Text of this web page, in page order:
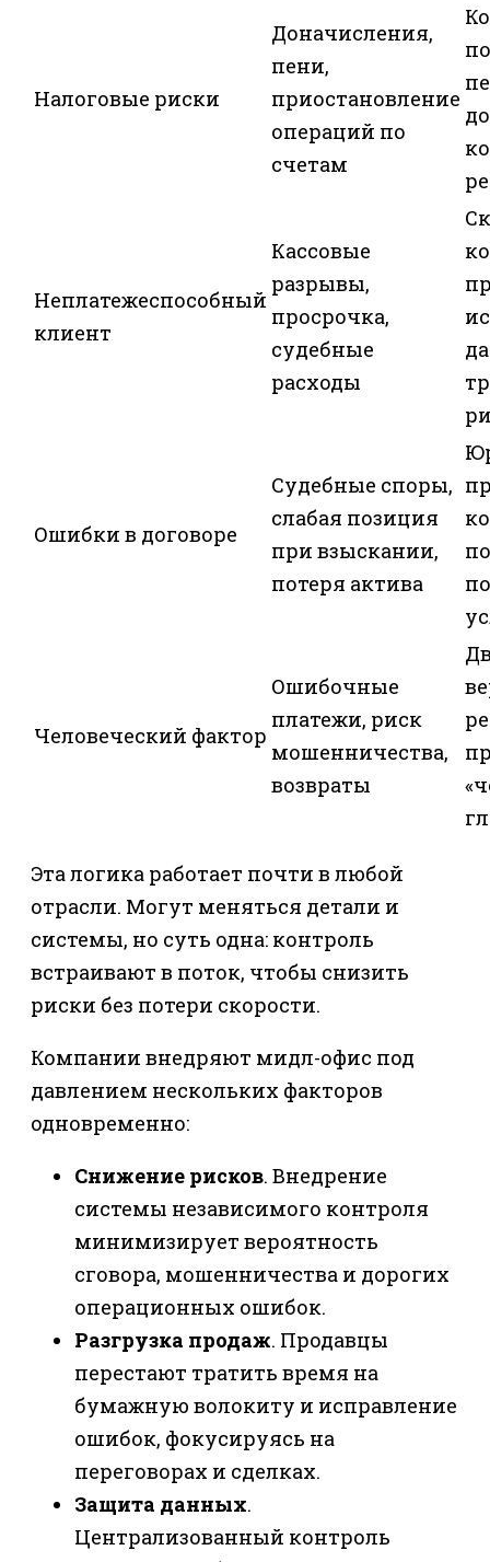
Налоговые риски
Доначисления,
пени,
приостановление
операций по
счетам
Неплатежеспособный
клиент
Кассовые
разрывы,
просрочка,
судебные
расходы
Ошибки в договоре
Судебные споры,
слабая позиция
при взыскании,
потеря актива
Человеческий фактор
Ошибочные
платежи, риск
мошенничества,
возвраты
Эта логика работает почти в любой
отрасли. Могут меняться детали и
системы, но суть одна: контроль
встраивают в поток, чтобы снизить
риски без потери скорости.
Компании внедряют мидл-офис под
давлением нескольких факторов
одновременно:
Снижение рисков. Внедрение
системы независимого контроля
минимизирует вероятность
сговора, мошенничества и дорогих
операционных ошибок.
Разгрузка продаж. Продавцы
перестают тратить время на
бумажную волокиту и исправление
ошибок, фокусируясь на
переговорах и сделках.
Защита данных.
Централизованный контроль